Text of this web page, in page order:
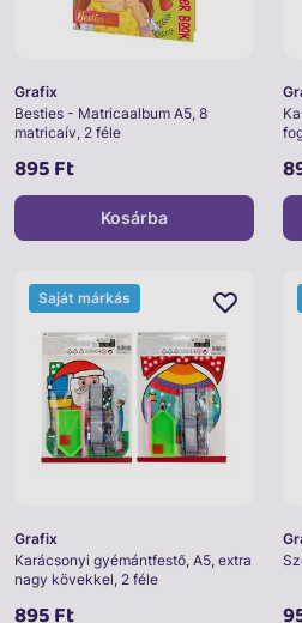
Grafix
Besties - Matricaalbum A5, 8
matricaív, 2 féle
895 Ft
Kosárba
Grafix
Karácsonyi gyémántfestő, A5, extra
nagy kövekkel, 2 féle
895 Ft
Saját márkás